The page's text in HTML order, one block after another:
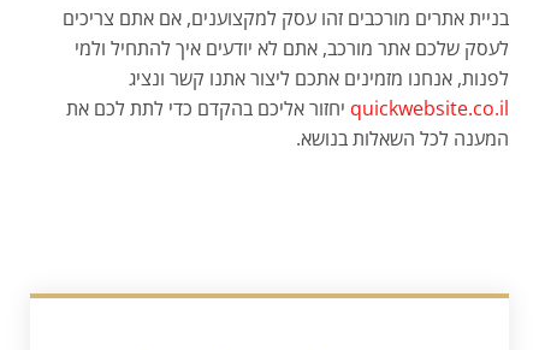
בניית אתרים מורכבים זהו עסק למקצוענים, אם אתם צריכים
לעסק שלכם אתר מורכב, אתם לא יודעים איך להתחיל ולמי
לפנות, אנחנו מזמינים אתכם ליצור אתנו קשר ונציג
quickwebsite.co.il יחזור אליכם בהקדם כדי לתת לכם את
המענה לכל השאלות בנושא.